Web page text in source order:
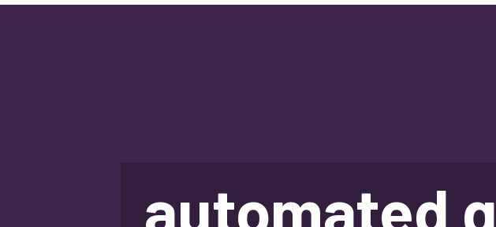
automated